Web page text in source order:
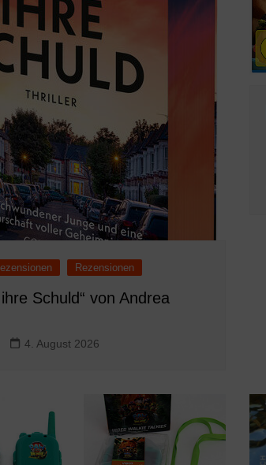
Rezensionen
ihre Schuld“ von Andrea
4. August 2026